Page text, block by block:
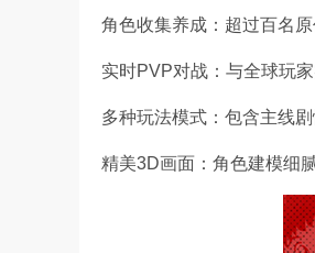
角色收集养成：超过百名
实时PVP对战：与全球玩
多种玩法模式：包含主线
精美3D画面：角色建模细